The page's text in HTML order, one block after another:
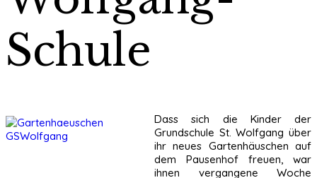
Schule
Dass sich die Kinder der
Grundschule St. Wolfgang über
ihr neues Gartenhäuschen auf
dem Pausenhof freuen, war
ihnen vergangene Woche